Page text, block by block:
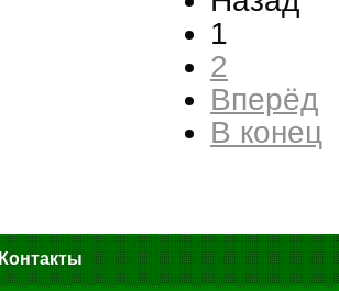
1
2
Вперёд
В конец
Контакты